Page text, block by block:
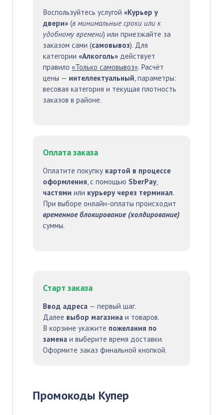
Воспользуйтесь услугой «Курьер у
двери» (в минимальные сроки или к
удобному времени) или приезжайте за
заказом сами (самовывоз). Для
категории «Алкоголь» действует
правило «Только самовывоз». Расчёт
цены — интеллектуальный, параметры:
весовая категория и текущая плотность
заказов в районе.
Оплата заказа
Оплатите покупку картой в процессе
оформления, с помощью SberPay,
частями или курьеру через терминал.
При выборе онлайн-оплаты происходит
временное блокирование (холдирование)
суммы.
Старт заказа
Ввод адреса — первый шаг.
Далее выбор магазина и товаров.
В корзине укажите пожелания по
замена и выберите время доставки.
Оформите заказ финальной кнопкой.
Промокоды Купер